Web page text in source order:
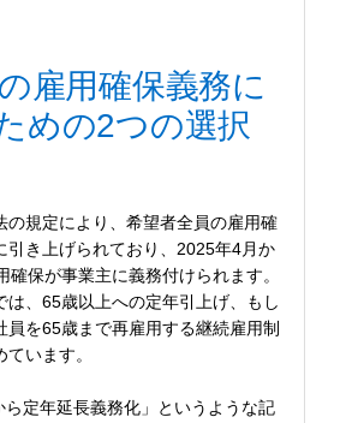
雇用確保義務に
めの2つの選択
の規定により、希望者全員の雇用確
引き上げられており、2025年4月か
確保が事業主に義務付けられます。
は、65歳以上への定年引上げ、もし
員を65歳まで再雇用する継続雇用制
います。
定年延長義務化」というような記